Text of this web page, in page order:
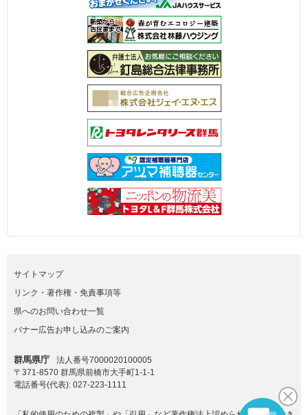
サイトマップ
リンク・著作権・免責事項等
県へのお問い合わせ一覧
バナー広告お申し込みのご案内
群馬県庁
法人番号7000020100005
〒371-8570 群馬県前橋市大手町1-1-1
電話番号(代表): 027-223-1111